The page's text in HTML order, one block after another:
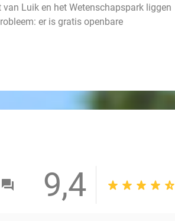
Luik en het Wetenschapspark liggen
er is gratis openbare
9,4